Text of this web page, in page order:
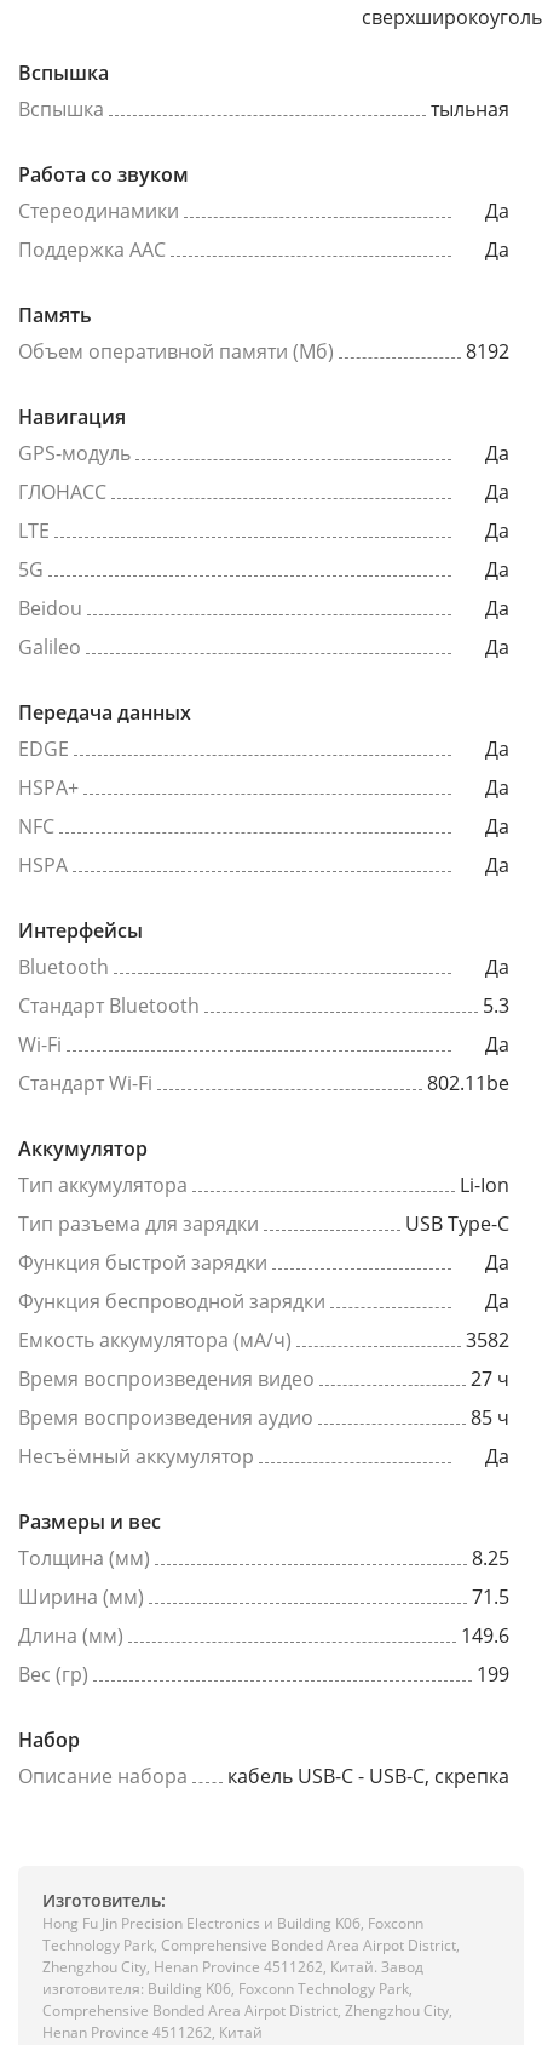
Вспышка
Вспышка
тыльная
Работа со звуком
Стереодинамики
Да
Поддержка AAC
Да
Память
Объем оперативной памяти (Мб)
8192
Навигация
GPS-модуль
Да
ГЛОНАСС
Да
LTE
Да
5G
Да
Beidou
Да
Galileo
Да
Передача данных
EDGE
Да
HSPA+
Да
NFC
Да
HSPA
Да
Интерфейсы
Bluetooth
Да
Стандарт Bluetooth
5.3
Wi-Fi
Да
Стандарт Wi-Fi
802.11be
Аккумулятор
Тип аккумулятора
Li-Ion
Тип разъема для зарядки
USB Type-C
Функция быстрой зарядки
Да
Функция беспроводной зарядки
Да
Емкость аккумулятора (мА/ч)
3582
Время воспроизведения видео
27 ч
Время воспроизведения аудио
85 ч
Несъёмный аккумулятор
Да
Размеры и вес
Толщина (мм)
8.25
Ширина (мм)
71.5
Длина (мм)
149.6
Вес (гр)
199
Набор
Описание набора
кабель USB-C - USB-C, скрепка
Изготовитель:
Hong Fu Jin Precision Electronics и Building K06, Foxconn
Technology Park, Comprehensive Bonded Area Airpot District,
Zhengzhou City, Henan Province 4511262, Китай. Завод
изготовителя: Building K06, Foxconn Technology Park,
Comprehensive Bonded Area Airpot District, Zhengzhou City,
Henan Province 4511262, Китай